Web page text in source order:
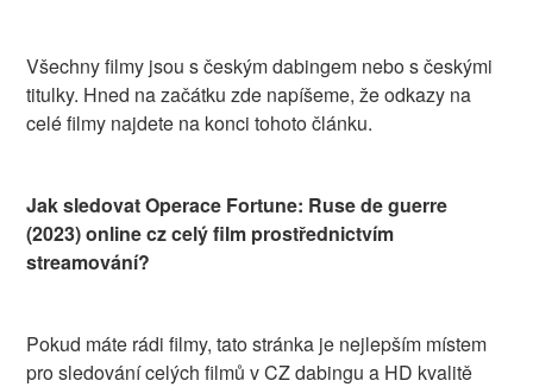
Všechny filmy jsou s českým dabingem nebo s českými
titulky. Hned na začátku zde napíšeme, že odkazy na
celé filmy najdete na konci tohoto článku.
Jak sledovat Operace Fortune: Ruse de guerre
(2023) online cz celý film prostřednictvím
streamování?
Pokud máte rádi filmy, tato stránka je nejlepším místem
pro sledování celých filmů v CZ dabingu a HD kvalitě